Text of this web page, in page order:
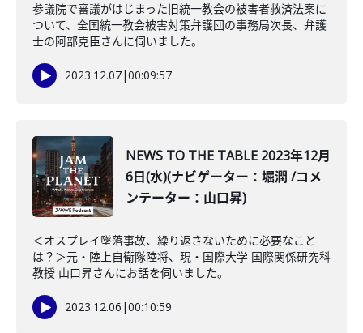
参議院で審議がはじまった旧統一教会の被害者救済法案に
ついて、全国統一教会被害対策弁護団の事務局次長、弁護
士の阿部克臣さんに伺いました。
2023.12.07|00:09:57
NEWS TO THE TABLE 2023年12月
6日(水)(ナビゲーター：堀潤 /コメ
ンテーター：山口昇)
＜オスプレイ墜落事故、繰り返さないために必要なこと
は？＞元・陸上自衛隊陸将、現・国際大学 国際関係研究科
教授 山口昇さんにお話を伺いました。
2023.12.06 |00:10:59